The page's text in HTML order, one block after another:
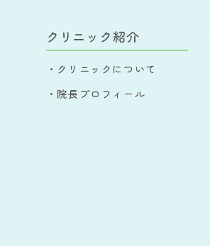
クリニック紹介
・クリニックについて
・院長プロフィール